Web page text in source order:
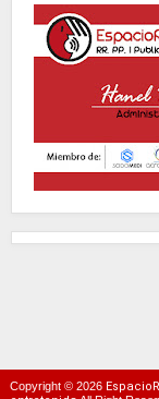
Copyright © 2026